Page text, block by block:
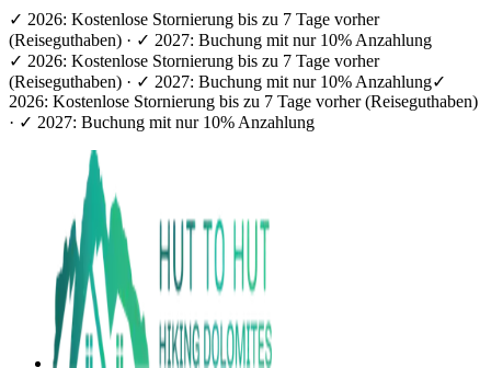
✓ 2026: Kostenlose Stornierung bis zu 7 Tage vorher
(Reiseguthaben) · ✓ 2027: Buchung mit nur 10% Anzahlung
✓ 2026: Kostenlose Stornierung bis zu 7 Tage vorher
(Reiseguthaben) · ✓ 2027: Buchung mit nur 10% Anzahlung✓
2026: Kostenlose Stornierung bis zu 7 Tage vorher (Reiseguthaben)
· ✓ 2027: Buchung mit nur 10% Anzahlung